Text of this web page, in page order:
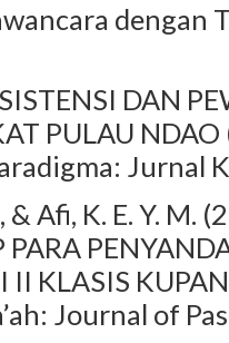
dengan
DAN
PULAU
Jurnal
& Afi, K. E. Y.
PARA
II KLASIS
Journal of